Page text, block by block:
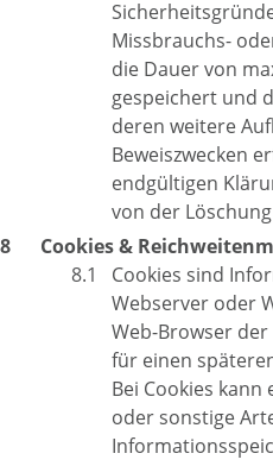
Missbrauchs-
die Dauer von
gespeichert und
deren weitere
Beweiszwecken
endgültigen
von der
Cookies &
Cookies sind
Webserver oder
Web-Browser
für einen
Bei Cookies kann
oder sonstige